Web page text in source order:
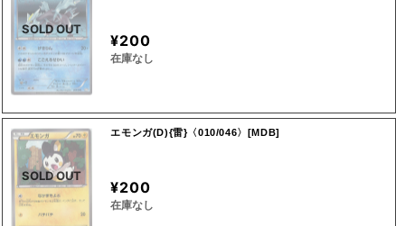
SOLD OUT
¥200
在庫なし
SOLD OUT
エモンガ(D){雷}〈010/046〉[MDB]
¥200
在庫なし